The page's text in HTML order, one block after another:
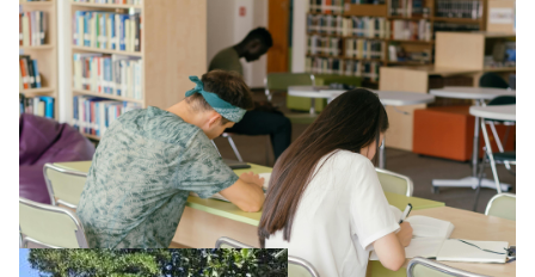
Supérieur privé : une dérive qui met à mal la
promesse républicaine
11 juillet 2026-
Le projet de loi sur la régulation de l’enseignement
supérieur privé met en lumière l’amplification d’un système
qui relègue l’acte pédagogique au superfétatoire, voire à…
Lire la suite →